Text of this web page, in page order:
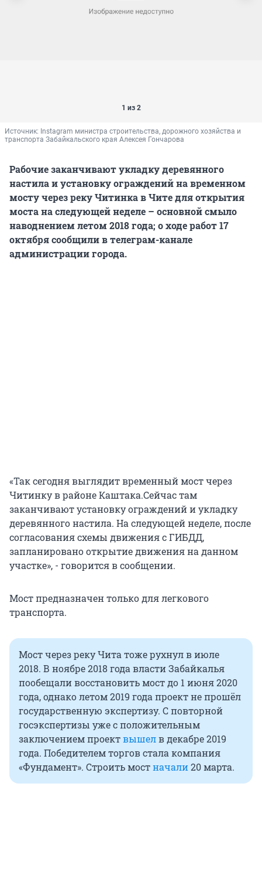
1 из 2
Источник: Instagram министра строительства, дорожного хозяйства и
транспорта Забайкальского края Алексея Гончарова
Рабочие заканчивают укладку деревянного
настила и установку ограждений на временном
мосту через реку Читинка в Чите для открытия
моста на следующей неделе – основной смыло
наводнением летом 2018 года; о ходе работ 17
октября сообщили в телеграм-канале
администрации города.
«Так сегодня выглядит временный мост через
Читинку в районе Каштака.Сейчас там
заканчивают установку ограждений и укладку
деревянного настила. На следующей неделе, после
согласования схемы движения с ГИБДД,
запланировано открытие движения на данном
участке», - говорится в сообщении.
Мост предназначен только для легкового
транспорта.
Мост через реку Чита тоже рухнул в июле
2018. В ноябре 2018 года власти Забайкалья
пообещали восстановить мост до 1 июня 2020
года, однако летом 2019 года проект не прошёл
государственную экспертизу. С повторной
госэкспертизы уже с положительным
заключением проектвышелв декабре 2019
года. Победителем торгов стала компания
«Фундамент». Строить мостначали20 марта.